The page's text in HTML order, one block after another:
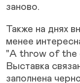
заново.
Также на днях
менее
"A throw of the
Выставка
заполнена